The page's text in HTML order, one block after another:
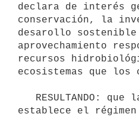
declara de interés
conservación, la
desarollo
aprovechamiento
recursos
ecosistemas que los
establece el